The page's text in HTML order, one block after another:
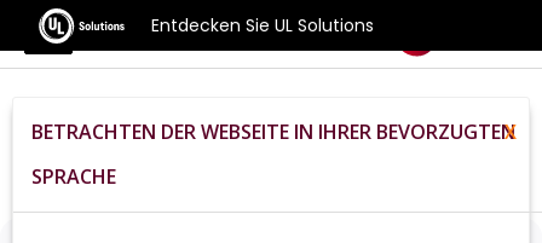
Entdecken Sie UL Solutions
Benchmarks
Home De Hardware
Phone
Oppo+Realme+2+review
BETRACHTEN DER WEBSEITE IN IHRER BEVORZUGTEN
SPRACHE
X